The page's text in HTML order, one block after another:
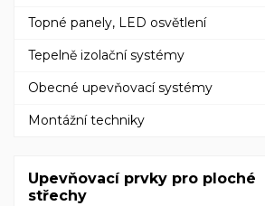
Topné panely, LED osvětlení
Tepelně izolační systémy
Obecné upevňovací systémy
Montážní techniky
Upevňovací prvky pro ploché
střechy